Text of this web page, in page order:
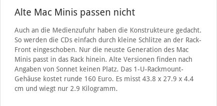
Alte Mac Minis passen nicht
Auch an die Medienzufuhr haben die Konstrukteure gedacht.
So werden die CDs einfach durch kleine Schlitze an der Rack-
Front eingeschoben. Nur die neuste Generation des Mac
Minis passt in das Rack hinein. Alte Versionen finden nach
Angaben von Sonnet keinen Platz. Das 1-U-Rackmount-
Gehäuse kostet runde 160 Euro. Es misst 43.8 x 27.9 x 4.4
cm und wiegt nur 2.9 Kilogramm.